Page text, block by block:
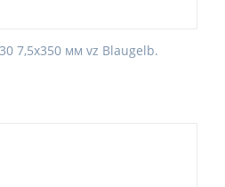
7,5x350 мм vz Blaugelb.